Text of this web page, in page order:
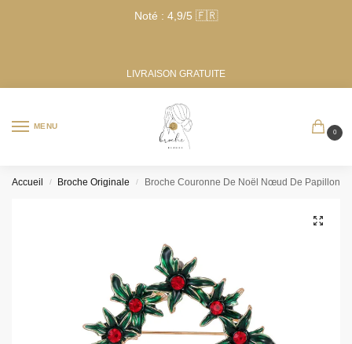
Noté : 4,9/5 🇫🇷
LIVRAISON GRATUITE
MENU
0
Accueil / Broche Originale / Broche Couronne De Noël Nœud De Papillon